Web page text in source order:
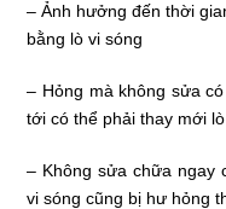
– Ảnh hưởng đến thời
bằng lò vi sóng
– Hỏng mà không sửa
tới có thể phải thay mới
– Không sửa chữa ngay
vi sóng cũng bị hư hỏng